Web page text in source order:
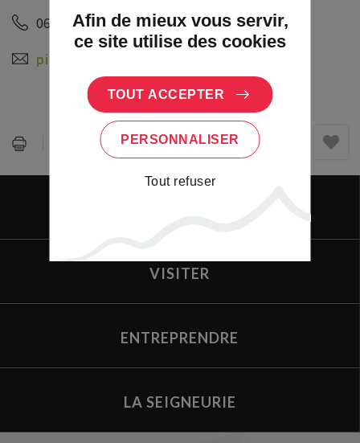
06 40 48 20 82
piba67@wanadoo.fr
Partager :
VISITER
ENTREPRENDRE
LA SEIGNEURIE
Afin de mieux vous servir,
ce site utilise des cookies
TOUT ACCEPTER
PERSONNALISER
Tout refuser